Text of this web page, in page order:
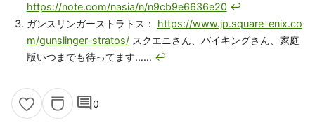
https://note.com/nasia/n/n9cb9e6636e20 ↩
ガンスリンガーストラトス： https://www.jp.square-enix.co
m/gunslinger-stratos/スクエニさん、バイキングさん、家庭
版いつまでも待ってます…… ↩
comment0